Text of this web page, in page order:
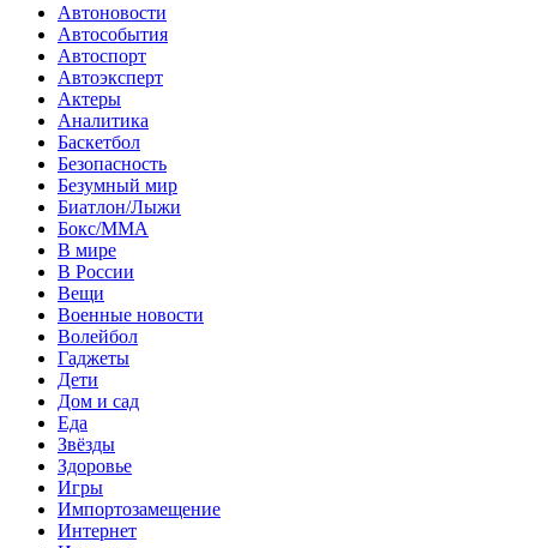
Автоновости
Автособытия
Автоспорт
Автоэксперт
Актеры
Аналитика
Баскетбол
Безопасность
Безумный мир
Биатлон/Лыжи
Бокс/MMA
В мире
В России
Вещи
Военные новости
Волейбол
Гаджеты
Дети
Дом и сад
Еда
Звёзды
Здоровье
Игры
Импортозамещение
Интернет